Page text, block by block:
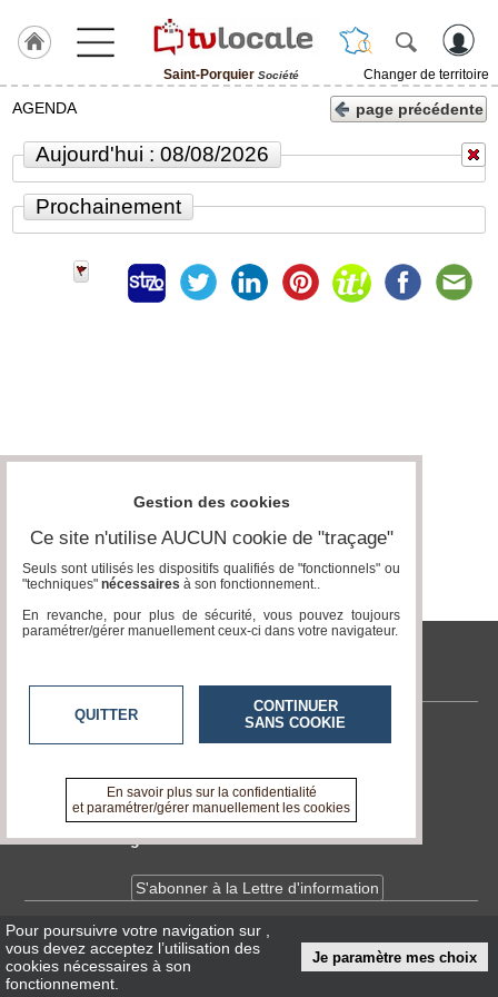
Saint-Porquier Société
Changer de territoire
J'adhère
ACCUEIL
Saint-
Porquier
du
groupe
Blogs
Inscription
AGENDA page précédente
Aujourd'hui : 08/08/2026
Prochainement
tvlocale.fr
Contactez-nous
A propos de tvlocale.fr
Devenir délégué
S'abonner à la Lettre d'information
InfosCNIL/RGPD
Conditions Générales d'Utilisation
Pour poursuivre votre navigation sur
vous devez acceptez l’utilisation des
cookies nécessaires à son
fonctionnement.
Je paramètre mes choix
Gestion des cookies
Ce site n'utilise AUCUN cookie de "traçage"
Seuls sont utilisés les dispositifs qualifiés de "fonctionnels" ou
"techniques" nécessaires à son fonctionnement..
En revanche, pour plus de sécurité, vous pouvez toujours
paramétrer/gérer manuellement ceux-ci dans votre navigateur.
QUITTER
CONTINUER
SANS COOKIE
En savoir plus sur la confidentialité
et paramétrer/gérer manuellement les cookies